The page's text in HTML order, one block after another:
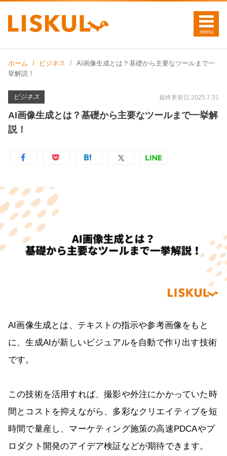
ホーム ビジネス
AI画像生成とは？基礎から主要なツールまで一
挙解説！
ビジネス 最終更新日:2025.7.31
AI画像生成とは？基礎から主要なツールまで一挙解
説！
AI画像生成とは、テキストの指示や参考画像をもと
に、生成AIが新しいビジュアルを自動で作り出す技術
です。
この技術を活用すれば、撮影や外注にかかっていた時
間とコストを抑えながら、多彩なクリエイティブを短
時間で量産し、マーケティング施策の高速PDCAやプ
ロダクト開発のアイデア検証などが期待できます。